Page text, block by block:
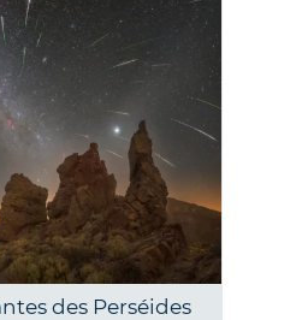
des Perséides